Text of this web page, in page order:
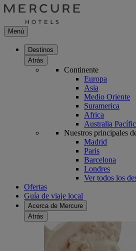
Menú
Destinos
Atrás
Continente
Europa
Asia
Medio Oriente
Suramerica
Africa
Australia
Nuestros principales
Madrid
Paris
Barcelona
Londres
Ver todos los
Ofertas
Guía de viaje local
Acerca de Mercure
Atrás